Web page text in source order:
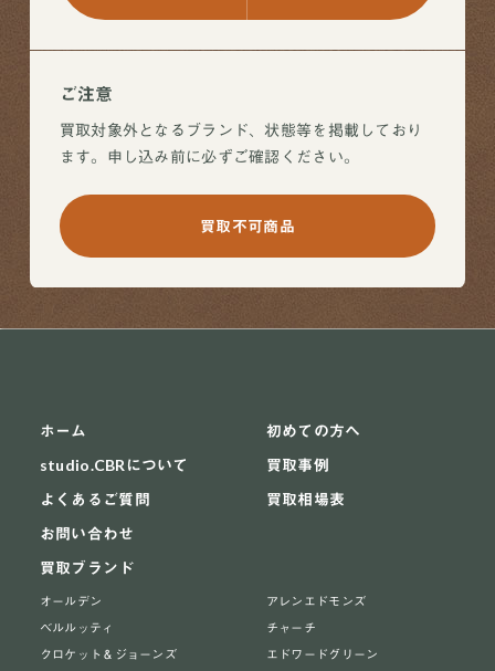
ご注意
買取対象外となるブランド、状態等を掲載しており
ます。申し込み前に必ずご確認ください。
買取不可商品
ホーム
studio.CBRについて
よくあるご質問
お問い合わせ
初めての方へ
買取事例
買取相場表
買取ブランド
オールデン
アレンエドモンズ
ベルルッティ
チャーチ
クロケット＆ジョーンズ
エドワードグリーン